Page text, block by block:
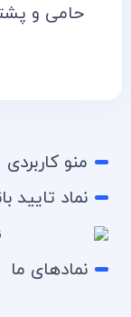
حامی و
منو کاربردی
نماد تایید
نمادهای ما